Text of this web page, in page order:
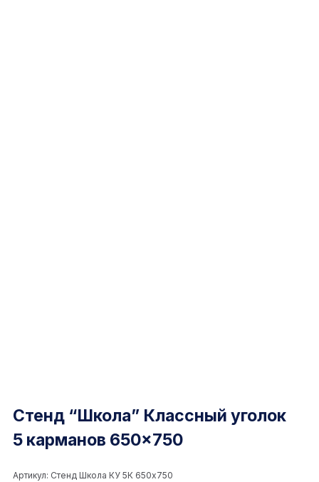
Стенд “Школа” Классный уголок
5 карманов 650×750
Артикул: Стенд Школа КУ 5К 650x750